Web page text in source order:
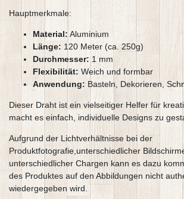
Hauptmerkmale:
Material: Aluminium
Länge: 120 Meter (ca. 250g)
Durchmesser:1 mm
Flexibilität: Weich und formbar
Anwendung: Basteln, Dekorieren,
Dieser Draht ist ein vielseitiger Helfer für
macht es einfach, individuelle Designs zu
Aufgrund der Lichtverhältnisse bei der
Produktfotografie,unterschiedlicher
unterschiedlicher Chargen kann es dazu
des Produktes auf den Abbildungen nicht
wiedergegeben wird.